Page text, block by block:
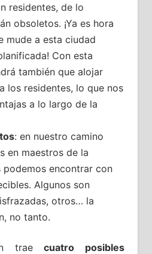
residentes, de lo
obsoletos. ¡Ya es hora
mude a esta ciudad
Con esta
también que alojar
los residentes, lo que nos
a lo largo de la
: en nuestro camino
en maestros de la
encontrar con
Algunos son
otros… la
no tanto.
traecuatro posibles